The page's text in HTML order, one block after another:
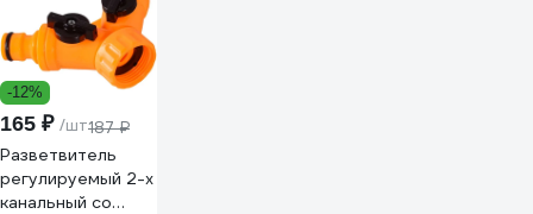
-12%
165 ₽ /шт187 ₽
Разветвитель
регулируемый 2-х
канальный со